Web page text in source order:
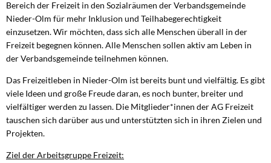
Bereich der Freizeit in den Sozialräumen der Verbandsgemeinde
Nieder-Olm für mehr Inklusion und Teilhabegerechtigkeit
einzusetzen. Wir möchten, dass sich alle Menschen überall in der
Freizeit begegnen können. Alle Menschen sollen aktiv am Leben in
der Verbandsgemeinde teilnehmen können.
Das Freizeitleben in Nieder-Olm ist bereits bunt und vielfältig. Es gibt
viele Ideen und große Freude daran, es noch bunter, breiter und
vielfältiger werden zu lassen. Die Mitglieder*innen der AG Freizeit
tauschen sich darüber aus und unterstützten sich in ihren Zielen und
Projekten.
Ziel der Arbeitsgruppe Freizeit: